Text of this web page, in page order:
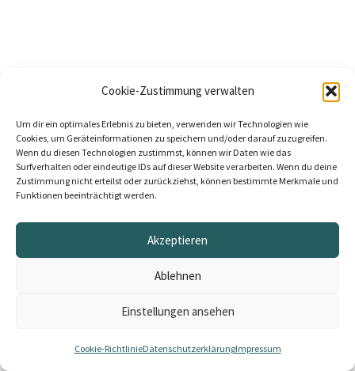
Cookie-Zustimmung verwalten
Um dir ein optimales Erlebnis zu bieten, verwenden wir Technologien wie
Cookies, um Geräteinformationen zu speichern und/oder darauf zuzugreifen.
Wenn du diesen Technologien zustimmst, können wir Daten wie das
Surfverhalten oder eindeutige IDs auf dieser Website verarbeiten. Wenn du deine
Zustimmung nicht erteilst oder zurückziehst, können bestimmte Merkmale und
Funktionen beeinträchtigt werden.
Akzeptieren
Ablehnen
Einstellungen ansehen
Cookie-RichtlinieDatenschutzerklärungImpressum
Neueste Beiträge
Der Unterschied zwischen Intuitiv und Impulsiv
Entscheidungen treffen: Wie du dir selbst eine gute Chefin
5 Stärken hochsensibler Menschen, die viel zu selten gefeiert
Unterschiede